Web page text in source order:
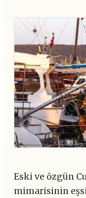
Eski ve özgün
mimarisinin